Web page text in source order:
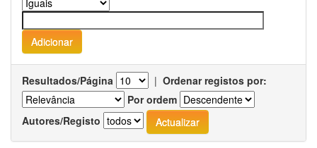
Resultados/Página | Ordenar registos por:
Por ordem
Autores/Registo